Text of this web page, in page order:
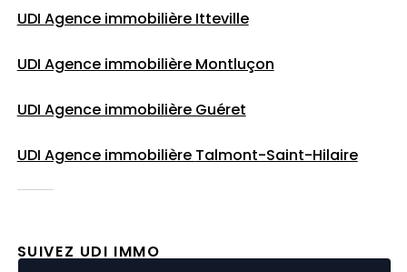
UDI Agence immobilière Itteville
UDI Agence immobilière Montluçon
UDI Agence immobilière Guéret
UDI Agence immobilière Talmont-Saint-Hilaire
SUIVEZ UDI IMMO